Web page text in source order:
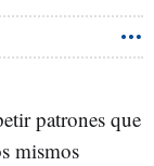
patrones que
mismos